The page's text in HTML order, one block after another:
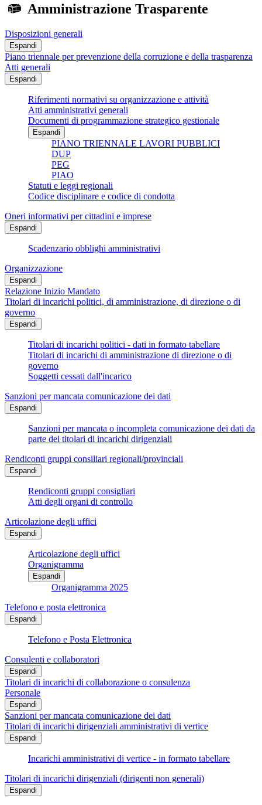
Amministrazione Trasparente
Disposizioni generali
Espandi
Piano triennale per prevenzione della corruzione e della trasparenza
Atti generali
Espandi
Riferimenti normativi su organizzazione e attività
Atti amministrativi generali
Documenti di programmazione strategico gestionale
Espandi
PIANO TRIENNALE LAVORI PUBBLICI
DUP
PEG
PIAO
Statuti e leggi regionali
Codice disciplinare e codice di condotta
Oneri informativi per cittadini e imprese
Espandi
Scadenzario obblighi amministrativi
Organizzazione
Espandi
Relazione Inizio Mandato
Titolari di incarichi politici, di amministrazione, di direzione o di
governo
Espandi
Titolari di incarichi politici - dati in formato tabellare
Titolari di incarichi di amministrazione di direzione o di
governo
Soggetti cessati dall'incarico
Sanzioni per mancata comunicazione dei dati
Espandi
Sanzioni per mancata o incompleta comunicazione dei dati da
parte dei titolari di incarichi dirigenziali
Rendiconti gruppi consiliari regionali/provinciali
Espandi
Rendiconti gruppi consigliari
Atti degli organi di controllo
Articolazione degli uffici
Espandi
Articolazione degli uffici
Organigramma
Espandi
Organigramma 2025
Telefono e posta elettronica
Espandi
Telefono e Posta Elettronica
Consulenti e collaboratori
Espandi
Titolari di incarichi di collaborazione o consulenza
Personale
Espandi
Sanzioni per mancata comunicazione dei dati
Titolari di incarichi dirigenziali amministrativi di vertice
Espandi
Incarichi amministrativi di vertice - in formato tabellare
Titolari di incarichi dirigenziali (dirigenti non generali)
Espandi